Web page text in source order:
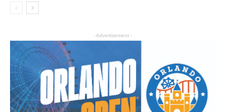
- Advertisement -